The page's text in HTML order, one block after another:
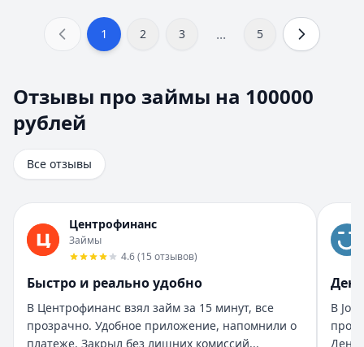
1 2 3 ... 5
Всего отзывов на странице:8.
Быстро получил и доволен
Организация: Турбозайм
Город:Екатеринбург
Дата:28 октября 2025 г.
Взял займ в Турбозайм впервые. Одобрили быстро,
Помогли быстро и без нервов
Рейтинг:
Организация: Бюджет
Дата: 28 октября 2025 г.
Взяла займ в Бюджет срочно нужны были деньги.
Отзывы про займы на 100000
рублей
Все отзывы
Центрофинанс
Займы
4.6(15 отзывов)
Быстро и реально удобно
В Центрофинанс взял займ за 15 минут, все
прозрачно. Удобное приложение, напомнили о
платеже. Закрыл без лишних комиссий...
В